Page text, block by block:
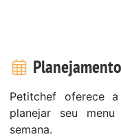
Petitchef oferece
planejar seu
semana.